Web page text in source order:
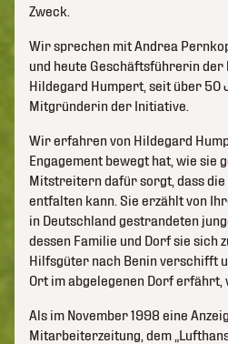
Zweck.
Wir sprechen mit Andrea
und heute Geschäftsführerin der
Hildegard Humpert, seit über 50
Mitgründerin der Initiative.
Wir erfahren von Hildegard
Engagement bewegt hat, wie sie
Mitstreitern dafür sorgt, dass
entfalten kann. Sie erzählt von
in Deutschland gestrandeten
dessen Familie und Dorf sie sich
Hilfsgüter nach Benin verschifft
Ort im abgelegenen Dorf erfährt,
Als im November 1998 eine
Mitarbeiterzeitung, dem